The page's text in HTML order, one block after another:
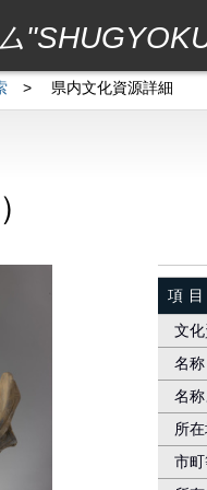
> 県内文化資源詳細
項目
文
名称
名
所
市